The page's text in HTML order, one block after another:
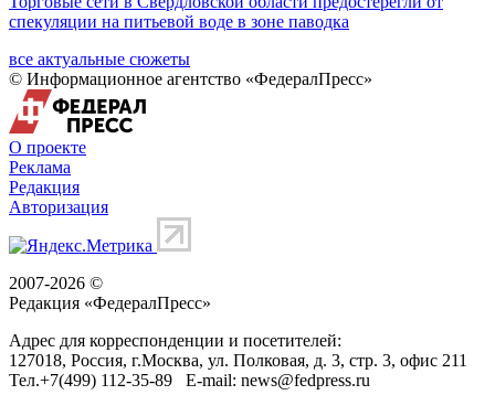
спекуляции на питьевой воде в зоне паводка
все актуальные сюжеты
© Информационное агентство «ФедералПресс»
О проекте
Реклама
Редакция
Авторизация
2007-2026 ©
Редакция «ФедералПресс»
Адрес для корреспонденции и посетителей:
127018, Россия, г.Москва, ул. Полковая, д. 3, стр. 3, офис 211
Тел.+7(499) 112-35-89 E-mail: news@fedpress.ru